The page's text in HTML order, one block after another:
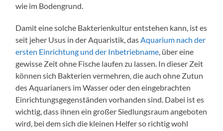
wie im Bodengrund.
Damit eine solche Bakterienkultur entstehen kann, ist es
seit jeher Usus in der Aquaristik, das Aquarium nach der
ersten Einrichtung und der Inbetriebname , über eine
gewisse Zeit ohne Fische laufen zu lassen. In dieser Zeit
können sich Bakterien vermehren, die auch ohne Zutun
des Aquarianers im Wasser oder den eingebrachten
Einrichtungsgegenständen vorhanden sind. Dabei ist es
wichtig, dass ihnen ein großer Siedlungsraum angeboten
wird, bei dem sich die kleinen Helfer so richtig wohl